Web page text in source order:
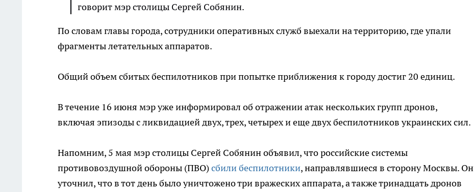
говорит мэр столицы Сергей Собянин.
По словам главы города, сотрудники оперативных служб выехали на территорию, где упали
фрагменты летательных аппаратов.
Общий объем сбитых беспилотников при попытке приближения к городу достиг 20 единиц.
В течение 16 июня мэр уже информировал об отражении атак нескольких групп дронов,
включая эпизоды с ликвидацией двух, трех, четырех и еще двух беспилотников украинских сил.
Напомним, 5 мая мэр столицы Сергей Собянин объявил, что российские системы
противовоздушной обороны (ПВО) сбили беспилотники, направлявшиеся в сторону Москвы. Он
уточнил, что в тот день было уничтожено три вражеских аппарата, а также тринадцать дронов